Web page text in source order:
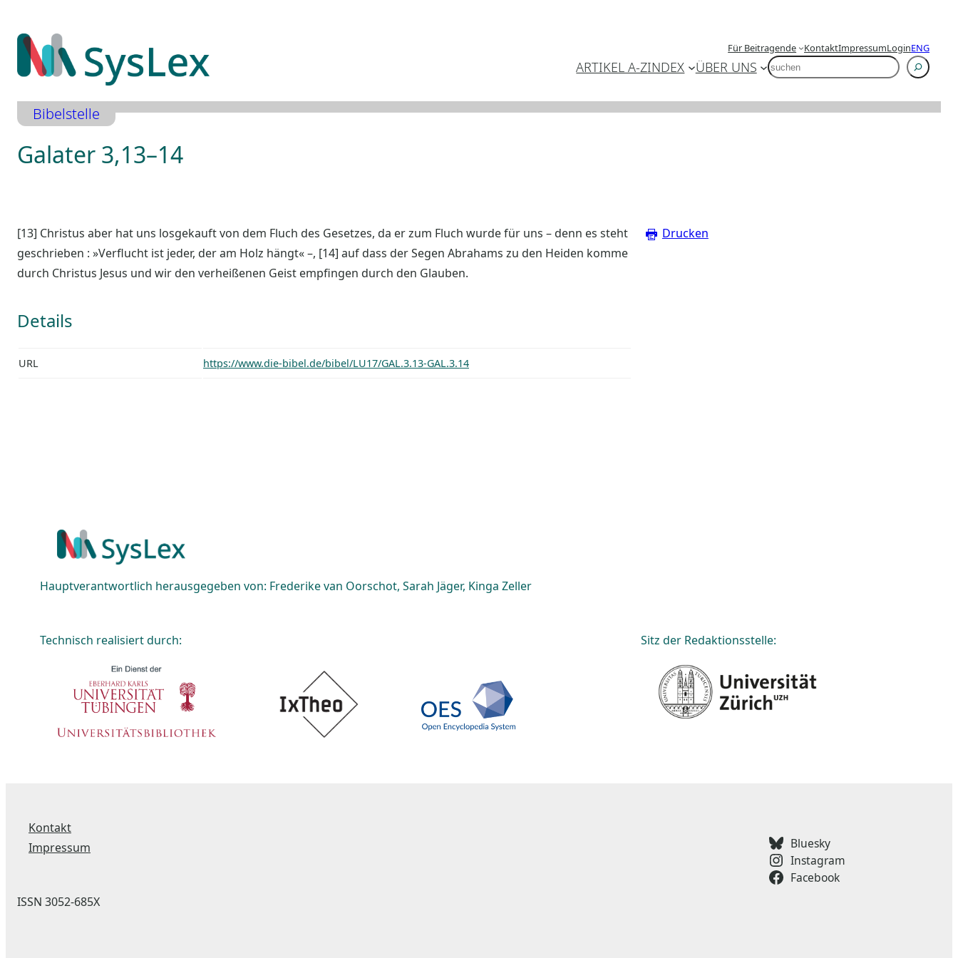
Inhalt
springen
Für Beitragende KontaktImpressumLoginENG
ARTIKEL A-ZINDEX ÜBER UNS SUCHEN
Bibelstelle
Galater 3,13–14
[13] Christus aber hat uns losgekauft von dem Fluch des Gesetzes, da er zum Fluch wurde für uns – denn es steht
geschrieben : »Verflucht ist jeder, der am Holz hängt« –, [14] auf dass der Segen Abrahams zu den Heiden komme
durch Christus Jesus und wir den verheißenen Geist empfingen durch den Glauben.
Details
URL https://www.die-bibel.de/bibel/LU17/GAL.3.13-GAL.3.14
Drucken
Hauptverantwortlich herausgegeben von: Frederike van Oorschot, Sarah Jäger, Kinga Zeller
Technisch realisiert durch: Sitz der Redaktionsstelle:
Kontakt
Impressum
ISSN 3052-685X
Bluesky
Instagram
Facebook